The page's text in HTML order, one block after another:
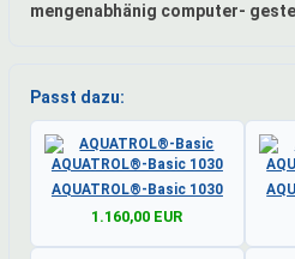
mengenabhänig computer-
Passt dazu:
AQUATROL®-Basic 1030
1.160,00 EUR